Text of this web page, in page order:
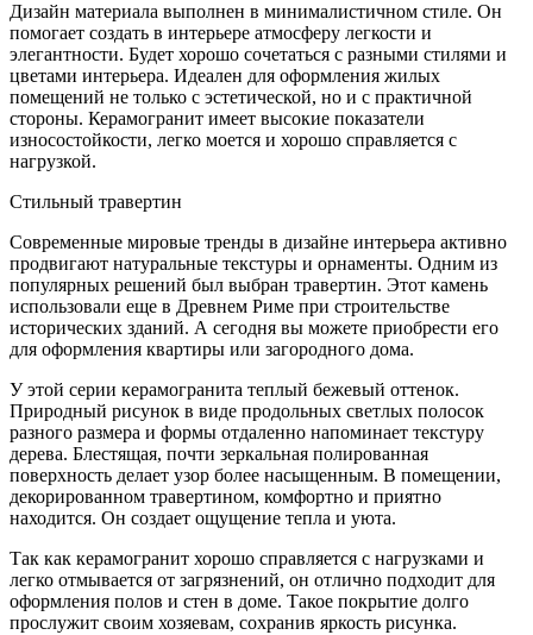
Дизайн материала выполнен в минималистичном стиле. Он
помогает создать в интерьере атмосферу легкости и
элегантности. Будет хорошо сочетаться с разными стилями и
цветами интерьера. Идеален для оформления жилых
помещений не только с эстетической, но и с практичной
стороны. Керамогранит имеет высокие показатели
износостойкости, легко моется и хорошо справляется с
нагрузкой.
Стильный травертин
Современные мировые тренды в дизайне интерьера активно
продвигают натуральные текстуры и орнаменты. Одним из
популярных решений был выбран травертин. Этот камень
использовали еще в Древнем Риме при строительстве
исторических зданий. А сегодня вы можете приобрести его
для оформления квартиры или загородного дома.
У этой серии керамогранита теплый бежевый оттенок.
Природный рисунок в виде продольных светлых полосок
разного размера и формы отдаленно напоминает текстуру
дерева. Блестящая, почти зеркальная полированная
поверхность делает узор более насыщенным. В помещении,
декорированном травертином, комфортно и приятно
находится. Он создает ощущение тепла и уюта.
Так как керамогранит хорошо справляется с нагрузками и
легко отмывается от загрязнений, он отлично подходит для
оформления полов и стен в доме. Такое покрытие долго
прослужит своим хозяевам, сохранив яркость рисунка.